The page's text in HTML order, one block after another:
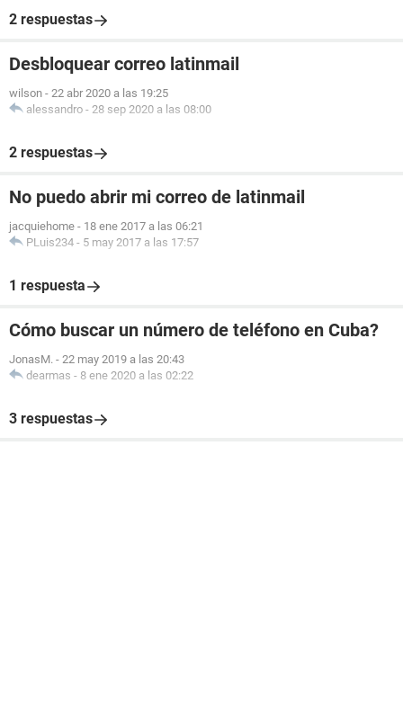
2 respuestas
Desbloquear correo latinmail
wilson - 22 abr 2020 a las 19:25
alessandro - 28 sep 2020 a las 08:00
2 respuestas
No puedo abrir mi correo de latinmail
jacquiehome - 18 ene 2017 a las 06:21
PLuis234 - 5 may 2017 a las 17:57
1 respuesta
Cómo buscar un número de teléfono en Cuba?
JonasM. - 22 may 2019 a las 20:43
dearmas - 8 ene 2020 a las 02:22
3 respuestas